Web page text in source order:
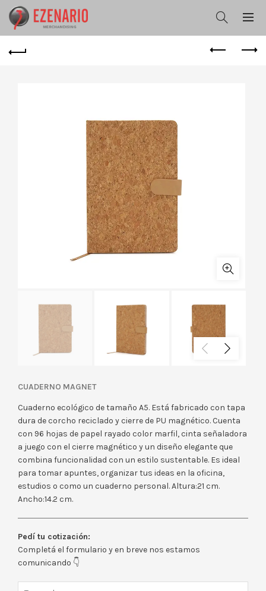
CUADERNO MAGNET
Cuaderno ecológico de tamaño A5. Está fabricado con tapa
dura de corcho reciclado y cierre de PU magnético. Cuenta
con 96 hojas de papel rayado color marfil, cinta señaladora
a juego con el cierre magnético y un diseño elegante que
combina funcionalidad con un estilo sustentable. Es ideal
para tomar apuntes, organizar tus ideas en la oficina,
estudios o como un cuaderno personal.Altura:21 cm.
Ancho:14.2 cm.
Pedí tu cotización:
Completá el formulario y en breve nos estamos
comunicando 👇